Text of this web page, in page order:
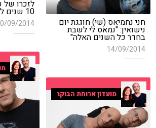
לזכרו של
10 שנים למותו
09/2014 חני נחמיאס (שי) חוגגת יום
נישואין: "נמאס לי לשבת
בחדר כל השנים האלה"
14/09/2014
מועדון ארוחת הבוקר